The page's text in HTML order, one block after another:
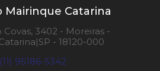
Mairinque Catarina
3402 - Moreiras -
- 18120-000
(11) 95186-5342